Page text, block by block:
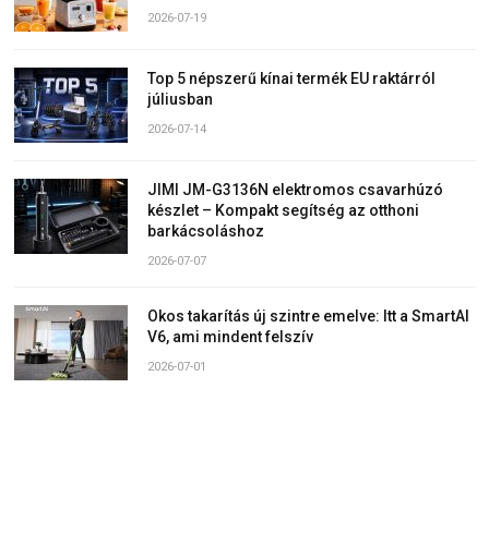
2026-07-19
Top 5 népszerű kínai termék EU raktárról
júliusban
2026-07-14
JIMI JM-G3136N elektromos csavarhúzó
készlet – Kompakt segítség az otthoni
barkácsoláshoz
2026-07-07
Okos takarítás új szintre emelve: Itt a SmartAI
V6, ami mindent felszív
2026-07-01